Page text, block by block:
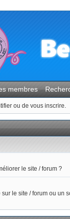
membres
ou de vous inscrire.
le site / forum ?
le site / forum ou un